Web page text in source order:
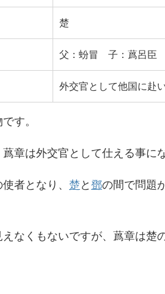
楚
父：蚡冒 子：蔿呂臣
外交官として他国に赴
す。
章は外交官として仕える事に
者となり、 楚と鄧の間で問題
なくもないですが、蔿章は楚